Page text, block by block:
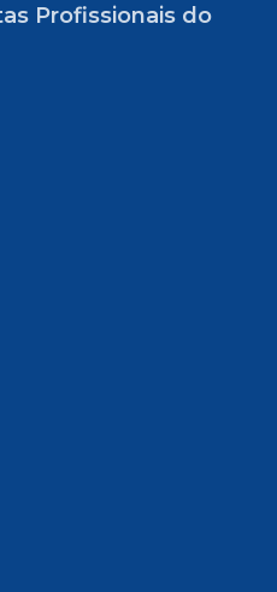
Profissionais do